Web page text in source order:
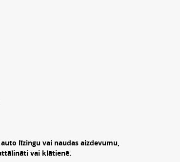
līzingu vai naudas aizdevumu,
vai klātienē.